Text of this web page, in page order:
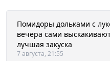
Помидоры дольками с
вечера сами
лучшая закуска
7 августа, 21:55